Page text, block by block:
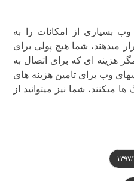
بسیاری از امکانات را به
میدهند، شما هیچ پولی برای
هزینه ای که برای اتصال به
وب برای تامین هزینه های
میکنند، شما نیز میتوانید از
۲۳